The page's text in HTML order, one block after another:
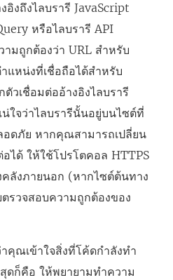
อิงถึงไลบรารี JavaScript
หรือไลบรารี API
มถูกต้องว่า URL สำหรับ
แหน่งที่เชื่อถือได้สำหรับ
วเชื่อมต่ออ้างอิงไลบรารี
ใจว่าไลบรารีนั้นอยู่บนไซต์ที่
อดภัย หากคุณสามารถเปลี่ยน
ได้ ให้ใช้โปรโตคอล HTTPS
คลังภายนอก (หากไซต์ต้นทาง
รวจสอบความถูกต้องของ
คุณเข้าใจสิ่งที่โค้ดกำลังทำ
ดก็คือ ให้พยายามทำความ